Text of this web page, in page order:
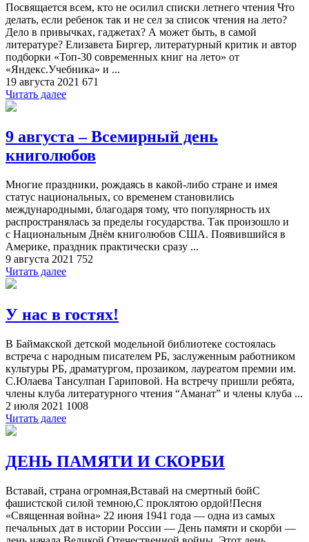
Посвящается всем, кто не осилил списки летнего чтения Что
делать, если ребенок так и не сел за список чтения на лето?
Дело в привычках, гаджетах? А может быть, в самой
литературе? Елизавета Биргер, литературный критик и автор
подборки «Топ-30 современных книг на лето» от
«Яндекс.Учебника» и ...
19 августа 2021 671
Читать далее
9 августа – Всемирный день
книголюбов
Многие праздники, рождаясь в какой-либо стране и имея
статус национальных, со временем становились
международными, благодаря тому, что популярность их
распространялась за пределы государства. Так произошло и
с Национальным Днём книголюбов США. Появившийся в
Америке, праздник практически сразу ...
9 августа 2021 752
Читать далее
У нас в гостях!
В Баймакской детской модельной библиотеке состоялась
встреча с народным писателем РБ, заслуженным работником
культуры РБ, драматургом, прозаиком, лауреатом премии им.
С.Юлаева Тансулпан Гариповой. На встречу пришли ребята,
члены клуба литературного чтения “Аманат” и члены клуба ...
2 июля 2021 1008
Читать далее
ДЕНЬ ПАМЯТИ И СКОРБИ
Вставай, страна огромная,Вставай на смертный бойС
фашистской силой темною,С проклятою ордой!Песня
«Священная война» 22 июня 1941 года — одна из самых
печальных дат в истории России — День памяти и скорби —